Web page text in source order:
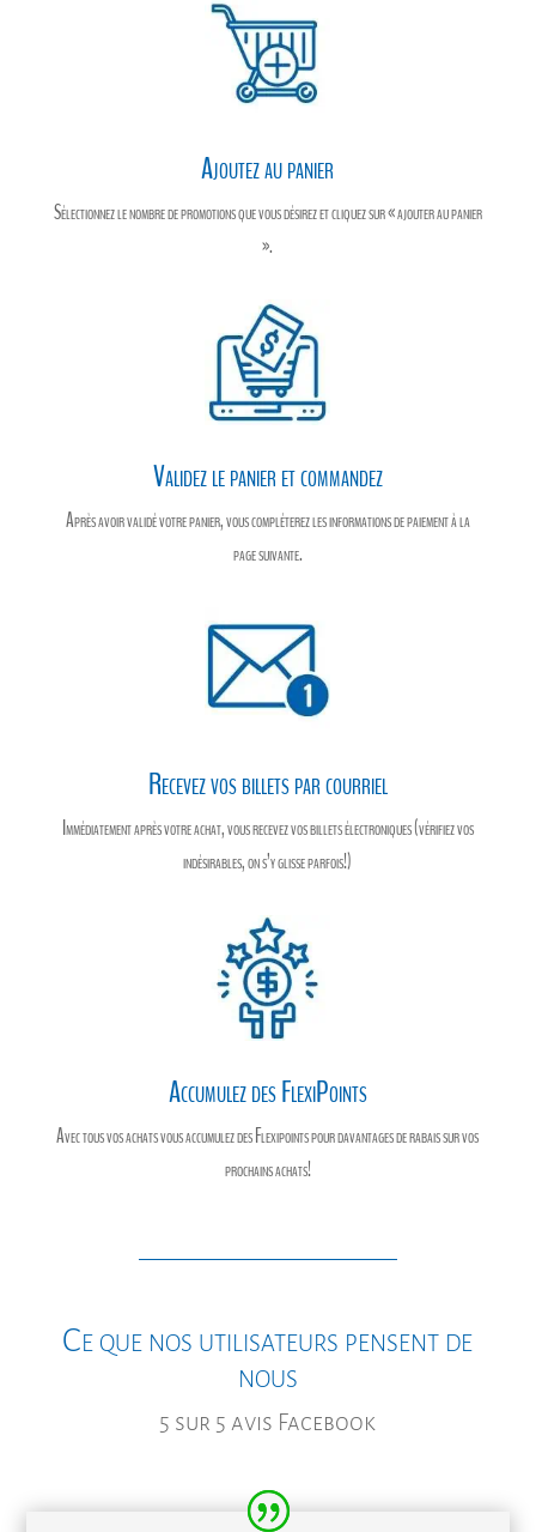
Ajoutez au panier
Sélectionnez le nombre de promotions que vous désirez et cliquez sur « ajouter au panier
».
Validez le panier et commandez
Après avoir validé votre panier, vous compléterez les informations de paiement à la
page suivante.
Recevez vos billets par courriel
Immédiatement après votre achat, vous recevez vos billets électroniques (vérifiez vos
indésirables, on s’y glisse parfois!)
Accumulez des FlexiPoints
Avec tous vos achats vous accumulez des Flexipoints pour davantages de rabais sur vos
prochains achats!
Ce que nos utilisateurs pensent de
nous
5 sur 5 avis Facebook